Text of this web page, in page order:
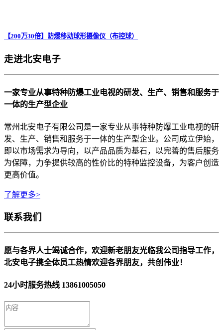
【200万30倍】防爆移动球形摄像仪（布控球）
走进北安电子
一家专业从事特种防爆工业电视的研发、生产、销售和服务于
一体的生产型企业
常州北安电子有限公司是一家专业从事特种防爆工业电视的研
发、生产、销售和服务于一体的生产型企业。公司成立伊始，
即以市场需求为导向，以产品品质为基石，以完善的售后服务
为保障，力争提供较高的性价比的特种监控设备，为客户创造
更高价值。
了解更多>
联系我们
愿与各界人士竭诚合作，欢迎新老朋友光临我公司指导工作，
北安电子携全体员工热情欢迎各界朋友，共创伟业！
24小时服务热线 13861005050